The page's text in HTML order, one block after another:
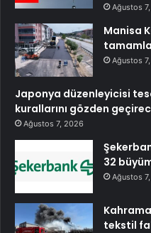
Ağustos
Manisa
Ağustos
Japonya düzenleyicisi
kurallarını gözden
Ağustos 7, 2026
32
Ağustos
tekstil